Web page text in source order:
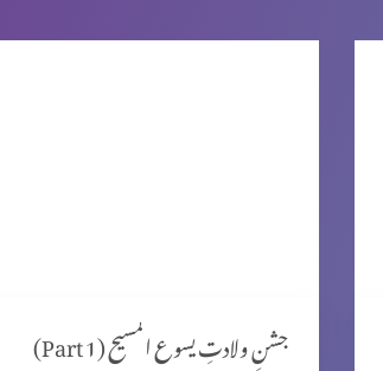
جشنِ ولادتِ یسوع المسیح (Part 1)